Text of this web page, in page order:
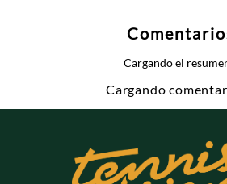
Cargando el
Cargando